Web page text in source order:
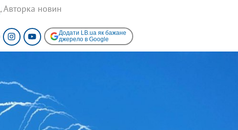
, Авторка новин
Додати LB.ua як бажане
джерело в Google